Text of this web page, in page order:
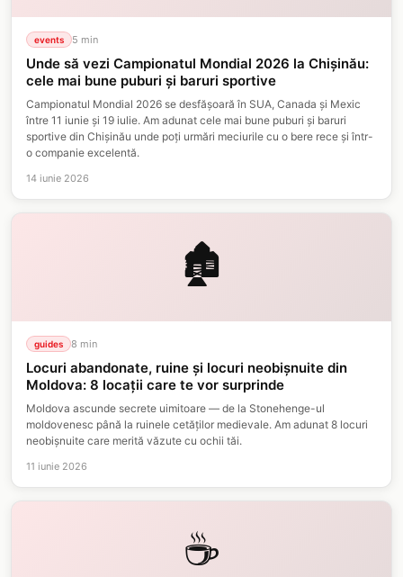
events 5 min
Unde să vezi Campionatul Mondial 2026 la Chișinău:
cele mai bune puburi și baruri sportive
Campionatul Mondial 2026 se desfășoară în SUA, Canada și Mexic
între 11 iunie și 19 iulie. Am adunat cele mai bune puburi și baruri
sportive din Chișinău unde poți urmări meciurile cu o bere rece și într-
o companie excelentă.
14 iunie 2026
🏚️
guides 8 min
Locuri abandonate, ruine și locuri neobișnuite din
Moldova: 8 locații care te vor surprinde
Moldova ascunde secrete uimitoare — de la Stonehenge-ul
moldovenesc până la ruinele cetăților medievale. Am adunat 8 locuri
neobișnuite care merită văzute cu ochii tăi.
11 iunie 2026
☕